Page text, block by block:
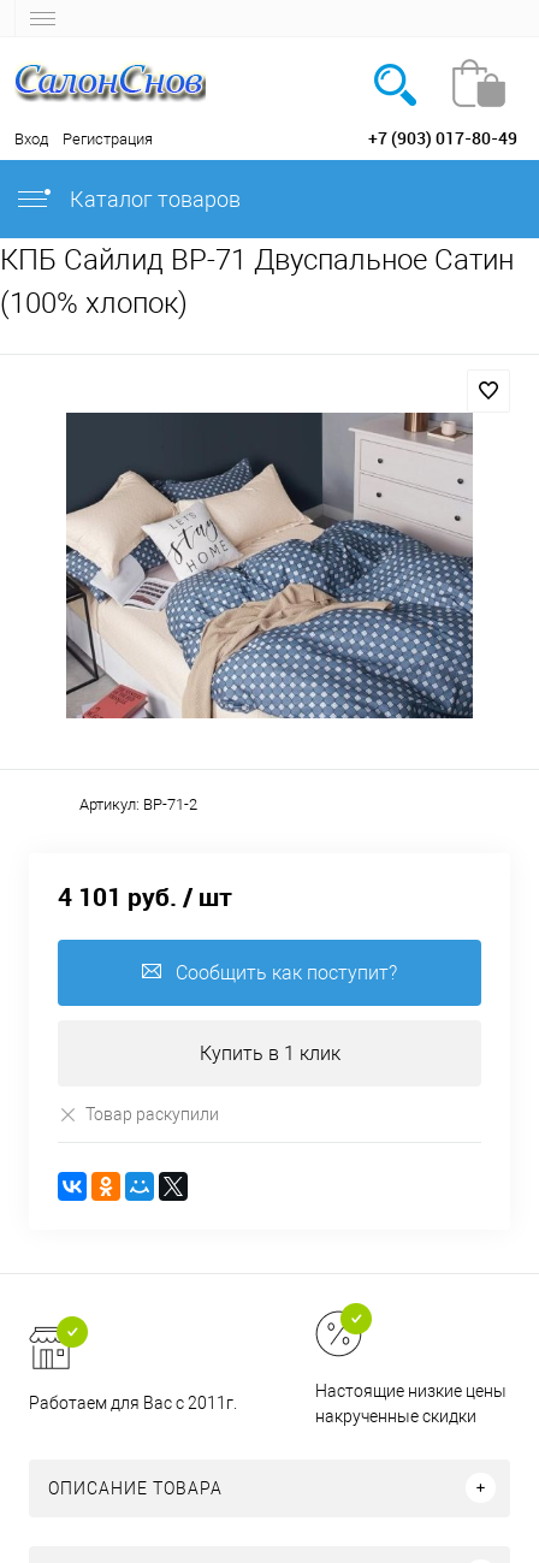
Вход Регистрация +7 (903) 017-80-49
Каталог товаров
КПБ Сайлид BP-71 Двуспальное Сатин
(100% хлопок)
Артикул: BP-71-2
4 101 руб. / шт
Сообщить как поступит?
Купить в 1 клик
Товар раскупили
Работаем для Вас с 2011г.
Настоящие низкие цены и
накрученные скидки
ОПИСАНИЕ ТОВАРА